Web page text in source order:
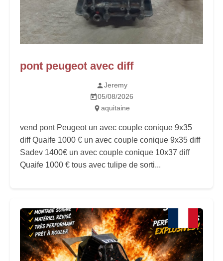
pont peugeot avec diff
Jeremy
05/08/2026
aquitaine
vend pont Peugeot un avec couple conique 9x35
diff Quaife 1000 € un avec couple conique 9x35 diff
Sadev 1400€ un avec couple conique 10x37 diff
Quaife 1000 € tous avec tulipe de sorti...